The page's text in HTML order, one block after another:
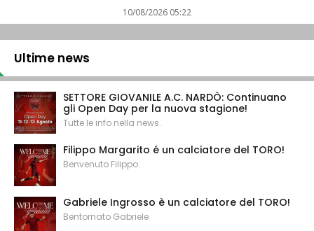
10/08/2026 05:22
Ultime news
SETTORE GIOVANILE A.C. NARDÒ: Continuano
gli Open Day per la nuova stagione!
Tutte le info nella news.
Filippo Margarito é un calciatore del TORO!
Benvenuto Filippo.
Gabriele Ingrosso è un calciatore del TORO!
Bentornato Gabriele